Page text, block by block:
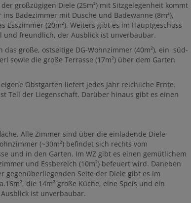
großzügigen Diele (25m²) mit Sitzgelegenheit kommt
Badezimmer mit Dusche und Badewanne (8m²),
(20m²). Weiters gibt es im Hauptgeschoss
und freundlich, der Ausblick ist unverbaubar.
große, ostseitige DG-Wohnzimmer (40m²), ein süd-
sowie die große Terrasse (17m²) über dem Garten
Obstgarten liefert jedes Jahr reichliche Ernte.
Teil der Liegenschaft. Darüber hinaus gibt es einen
Alle Zimmer sind über die einladende Diele
(~30m²) befindet sich rechts vom
und in den Garten. Im WZ gibt es einen gemütlichem
und Essbereich (10m²) befeuert wird. Daneben
gegenüberliegenden Seite der Diele gibt es im
die 14m² große Küche, eine Speis und ein
ist unverbaubar.